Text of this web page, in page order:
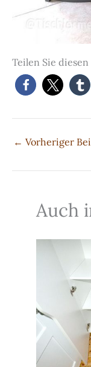
Teilen Sie
← Vorheriger
Auch